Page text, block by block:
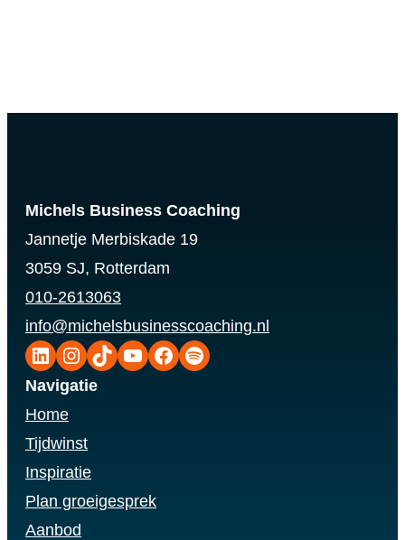
Michels Business Coaching
Jannetje Merbiskade 19
3059 SJ, Rotterdam
010-2613063
info@michelsbusinesscoaching.nl
LinkedIn Instagram TikTok YouTube Facebook Spotify
Navigatie
Home
Tijdwinst
Inspiratie
Plan groeigesprek
Aanbod